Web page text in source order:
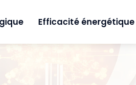
Efficacité énergétique